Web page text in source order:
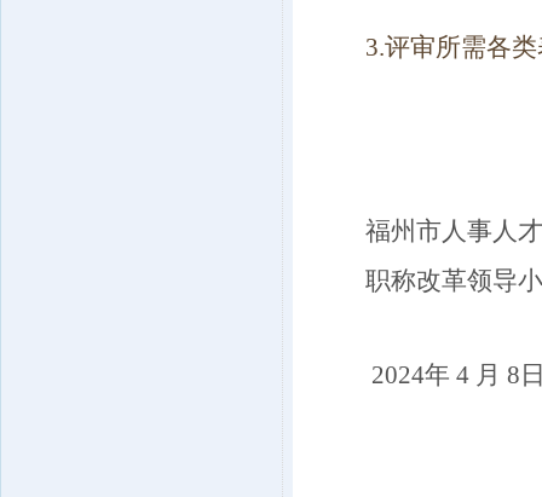
3.评审所需各
福州市人事人才
职称改革领导小
2024年 4 月 8